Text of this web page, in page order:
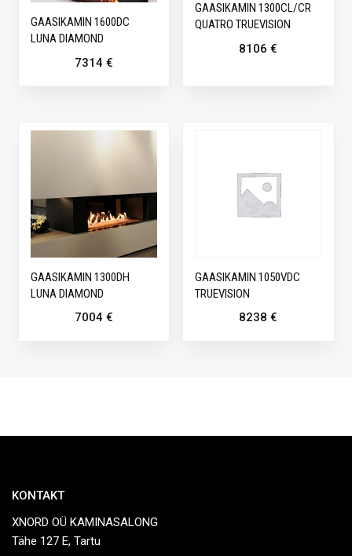
GAASIKAMIN 1600DC
LUNA DIAMOND
7314 €
GAASIKAMIN 1300CL/CR
QUATRO TRUEVISION
8106€
GAASIKAMIN 1300DH
LUNA DIAMOND
7004 €
GAASIKAMIN 1050VDC
TRUEVISION
8238€
KONTAKT
XNORD OÜ KAMINASALONG
Tähe 127 E, Tartu